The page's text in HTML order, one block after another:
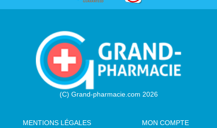
(C) Grand-pharmacie.com 2026
MENTIONS LÉGALES
MON COMPTE